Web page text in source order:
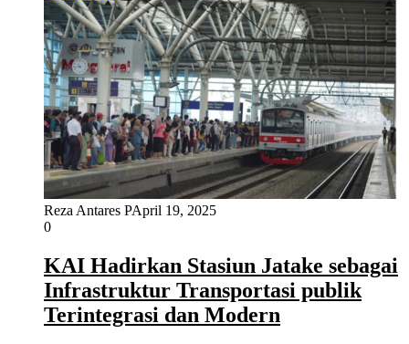
Reza Antares PApril 19, 2025
0
KAI Hadirkan Stasiun Jatake sebagai
Infrastruktur Transportasi publik
Terintegrasi dan Modern